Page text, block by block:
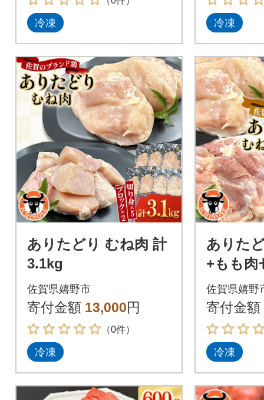
冷凍 冷凍
ありたどり むね肉 計
3.1kg
佐賀県嬉野市
寄付金額 13,000円
（0件）
冷凍
ありた
+もも肉
g
佐賀県嬉野
寄付金額
冷凍